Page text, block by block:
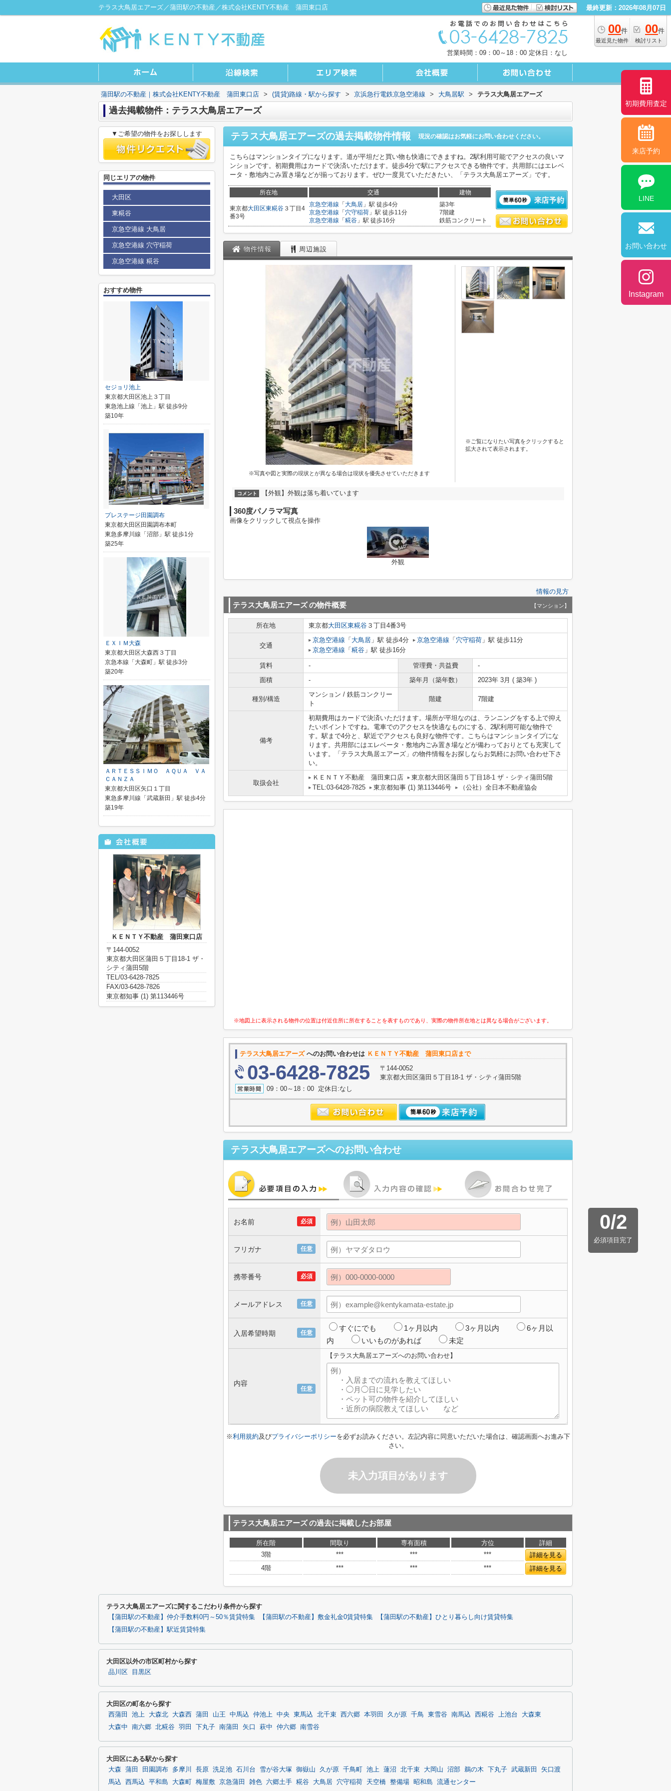
テラス大鳥居エアーズ／蒲田駅の不動産／株式会社KENTY不動産 蒲田東口店 最終更新：2026年08月07日
00件
最近見た物件
00件
検討リスト
営業時間：09：00～18：00 定休日：なし
蒲田駅の不動産｜株式会社KENTY不動産 蒲田東口店 > (賃貸)路線・駅から探す > 京浜急行電鉄京急空港線 > 大鳥居駅 > テラス大鳥居エアーズ
過去掲載物件：テラス大鳥居エアーズ
テラス大鳥居エアーズの過去掲載物件情報 現況の確認はお気軽にお問い合わせください。
こちらはマンションタイプになります。道が平坦だと買い物も快適にできますね。2駅利用可能でアクセスの良いマ
ンションです。初期費用はカードで決済いただけます。徒歩4分で駅にアクセスできる物件です。共用部にはエレベ
ータ・敷地内ごみ置き場などが揃っております。ぜひ一度見ていただきたい、「テラス大鳥居エアーズ」です。
所在地 交通 建物
東京都大田区東糀谷 ３丁目4
番3号
京急空港線 「 大鳥居 」駅 徒歩4分
京急空港線 「 穴守稲荷 」駅 徒歩11分
京急空港線 「 糀谷 」駅 徒歩16分
築3年
7階建
鉄筋コンクリート
物件情報 周辺施設
※写真や図と実際の現状とが異なる場合は現状を優先させていただきます
※ご覧になりたい写真をクリックすると
拡大されて表示されます。
コメント 【外観】外観は落ち着いています
360度パノラマ写真
画像をクリックして視点を操作
外観
情報の見方
テラス大鳥居エアーズの物件概要 【マンション】
所在地 東京都大田区東糀谷 ３丁目4番3号
交通
京急空港線 「 大鳥居 」駅 徒歩4分 京急空港線 「 穴守稲荷 」駅 徒歩11分
京急空港線 「 糀谷 」駅 徒歩16分
賃料 - 管理費・共益費
-
面積
- 築年月（築年数） 2023年 3月 ( 築3年 )
種別/構造
マンション / 鉄筋コンクリー
ト
階建 7階建
備考
初期費用はカードで決済いただけます。場所が平坦なのは、ランニングをする上で抑え
たいポイントですね。電車でのアクセスを快適なものにする、2駅利用可能な物件で
す。駅まで4分と、駅近でアクセスも良好な物件です。こちらはマンションタイプにな
ります。共用部にはエレベータ・敷地内ごみ置き場などが備わっておりとても充実して
います。「テラス大鳥居エアーズ」の物件情報をお探しならお気軽にお問い合わせ下さ
い。
取扱会社
ＫＥＮＴＹ不動産 蒲田東口店
東京都大田区蒲田５丁目18-1 ザ・シティ蒲田5階
TEL:03-6428-7825
東京都知事 (1) 第113446号 （公社）全日本不動産協会
※地図上に表示される物件の位置は付近住所に所在することを表すものであり、実際の物件所在地とは異なる場合がございます。
テラス大鳥居エアーズへのお問い合わせは ＫＥＮＴＹ不動産 蒲田東口店まで
03-6428-7825
〒144-0052
東京都大田区蒲田５丁目18-1 ザ・シティ蒲田5階
09：00～18：00 定休日:なし
テラス大鳥居エアーズへのお問い合わせ
0/2
必須項目完了
必須
お名前
任意
フリガナ
必須
携帯番号
任意
メールアドレス
任意
入居希望時期
すぐにでも 1ヶ月以内 3ヶ月以内
6ヶ月以
内
いいものがあれば 未定
任意
内容
【テラス大鳥居エアーズへのお問い合わせ】
※利用規約及びプライバシーポリシーを必ずお読みください。左記内容に同意いただいた場合は、確認画面へお進み下
さい。
未入力項目があります
テラス大鳥居エアーズの過去に掲載したお部屋
所在階 間取り 専有面積 方位
詳細
3階
*** *** ***
詳細を見る
4階
*** *** *** 詳細を見る
▼ご希望の物件をお探しします
同じエリアの物件
大田区
東糀谷
京急空港線 大鳥居
京急空港線 穴守稲荷
京急空港線 糀谷
おすすめ物件
セジョリ池上
東京都大田区池上３丁目
東急池上線「池上」駅 徒歩9分
築10年
プレステージ田園調布
東京都大田区田園調布本町
東急多摩川線「沼部」駅 徒歩1分
築25年
ＥＸＩＭ大森
東京都大田区大森西３丁目
京急本線「大森町」駅 徒歩3分
築20年
ＡＲＴＥＳＳＩＭＯ ＡＱＵＡ ＶＡ
ＣＡＮＺＡ
東京都大田区矢口１丁目
東急多摩川線「武蔵新田」駅 徒歩4分
築19年
ＫＥＮＴＹ不動産 蒲田東口店
〒144-0052
東京都大田区蒲田５丁目18-1 ザ・
シティ蒲田5階
TEL/03-6428-7825
FAX/03-6428-7826
東京都知事 (1) 第113446号
テラス大鳥居エアーズに関するこだわり条件から探す
【蒲田駅の不動産】仲介手数料0円～50％賃貸特集 【蒲田駅の不動産】敷金礼金0賃貸特集
【蒲田駅の不動産】ひとり暮らし向け賃貸特集
【蒲田駅の不動産】駅近賃貸特集
大田区以外の市区町村から探す
品川区 目黒区
大田区の町名から探す
西蒲田 池上 大森北 大森西 蒲田 山王 中馬込 仲池上 中央 東馬込 北千束 西六郷 本羽田 久が原 千鳥 東雪谷 南馬込 西糀谷 上池台
大森東
大森中
南六郷 北糀谷 羽田 下丸子 南蒲田 矢口 萩中 仲六郷 南雪谷
大田区にある駅から探す
大森 蒲田 田園調布 多摩川 長原 洗足池 石川台 雪が谷大塚 御嶽山 久が原 千鳥町 池上 蓮沼 北千束 大岡山 沼部 鵜の木 下丸子 武蔵新田
矢口渡
馬込
西馬込 平和島 大森町 梅屋敷 京急蒲田 雑色 六郷土手 糀谷 大鳥居 穴守稲荷 天空橋 整備場 昭和島 流通センター
初期費用査定
来店予約
LINE
お問い合わせ
Instagram